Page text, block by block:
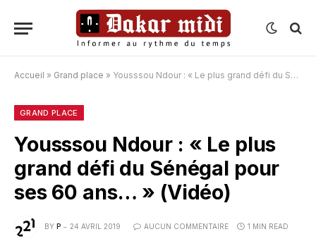
Accueil » Grand place » Yousssou Ndour : « Le plus grand défi du Sénégal pour ses 60 ans… » (Vidéo)
GRAND PLACE
Yousssou Ndour : « Le plus
grand défi du Sénégal pour
ses 60 ans… » (Vidéo)
BY P 24 AVRIL 2019 AUCUN COMMENTAIRE 1 MIN READ